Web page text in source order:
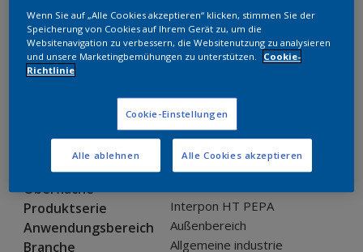
Produkteigenschaften
Produktcode
Verpackungseinheit 20 kg
Custom Shades
Glänzend
Struktur Glatt
Oberfläche
Produktserie Interpon HT PEPA
Anwendungsbereich Außenbereich
Branche Allgemeine industrie
Wenn Sie auf „Alle Cookies akzeptieren“ klicken, stimmen Sie der
Speicherung von Cookies auf Ihrem Gerät zu, um die
Websitenavigation zu verbessern, die Websitenutzung zu analysieren
und unsere Marketingbemühungen zu unterstützen.
Cookie-
Richtlinie
Cookie-Einstellungen
Alle ablehnen Alle Cookies akzeptieren